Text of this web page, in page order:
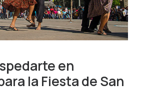
en
la Fiesta de San